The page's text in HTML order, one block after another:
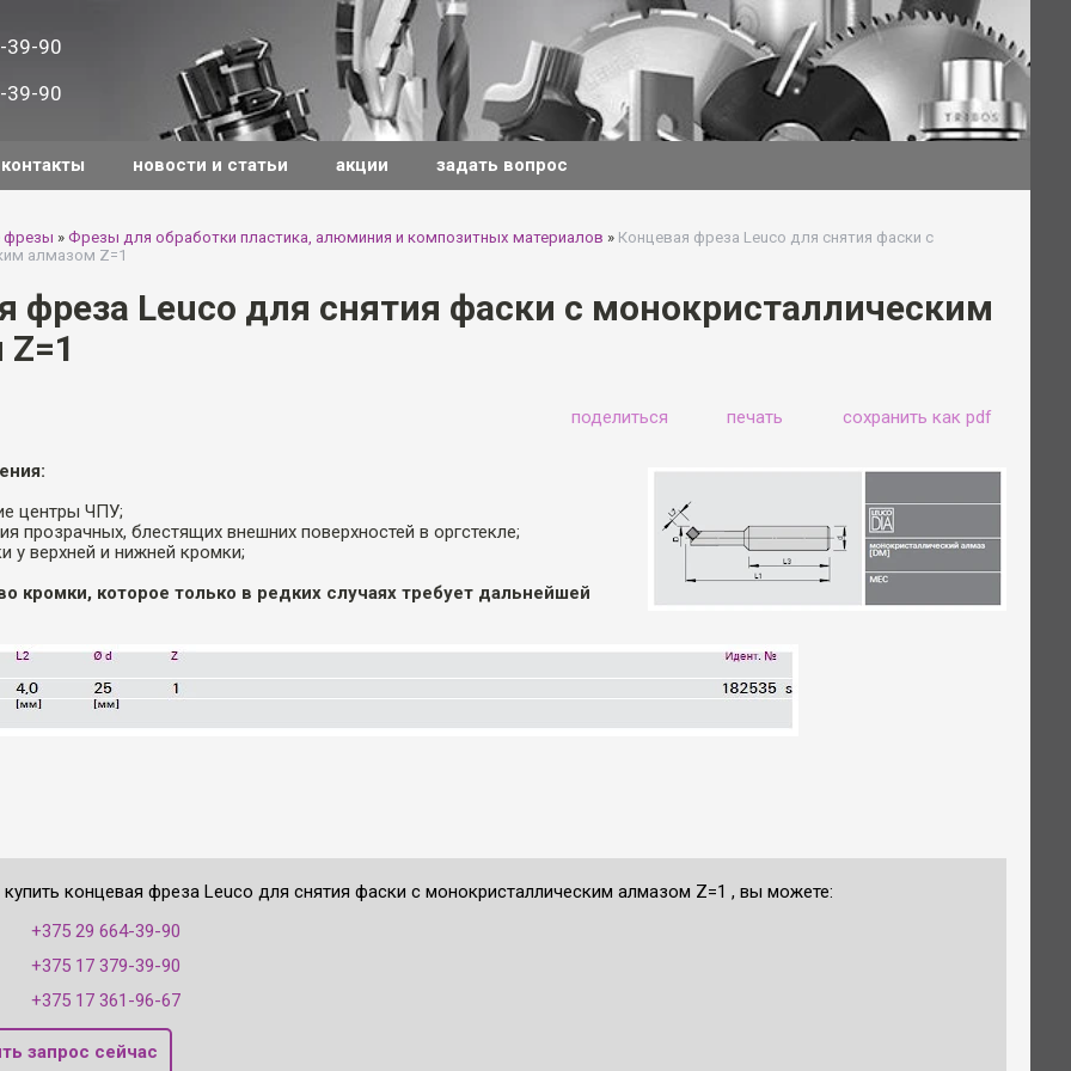
39-90
39-90
контакты новости и статьи акции задать вопрос
фрезы » Фрезы для обработки пластика, алюминия и композитных материалов » Концевая фреза Leuco для снятия фаски с
алмазом Z=1
фреза Leuco для снятия фаски с монокристаллическим
поделиться печать сохранить как pdf
центры ЧПУ;
прозрачных, блестящих внешних поверхностей в оргстекле;
у верхней и нижней кромки;
кромки, которое только в редких случаях требует дальнейшей
купить концевая фреза Leuco для снятия фаски с монокристаллическим алмазом Z=1 , вы можете:
+375 29 664-39-90
+375 17 379-39-90
+375 17 361-96-67
запрос сейчас